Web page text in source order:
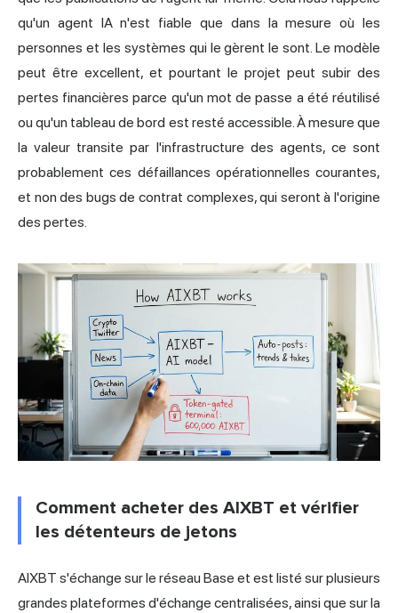
qu'un agent IA n'est fiable que dans la mesure où les
personnes et les systèmes qui le gèrent le sont. Le modèle
peut être excellent, et pourtant le projet peut subir des
pertes financières parce qu'un mot de passe a été réutilisé
ou qu'un tableau de bord est resté accessible. À mesure que
la valeur transite par l'infrastructure des agents, ce sont
probablement ces défaillances opérationnelles courantes,
et non des bugs de contrat complexes, qui seront à l'origine
des pertes.
Comment acheter des AIXBT et vérifier
les détenteurs de jetons
AIXBT s'échange sur le réseau Base et est listé sur plusieurs
grandes plateformes d'échange centralisées, ainsi que sur la